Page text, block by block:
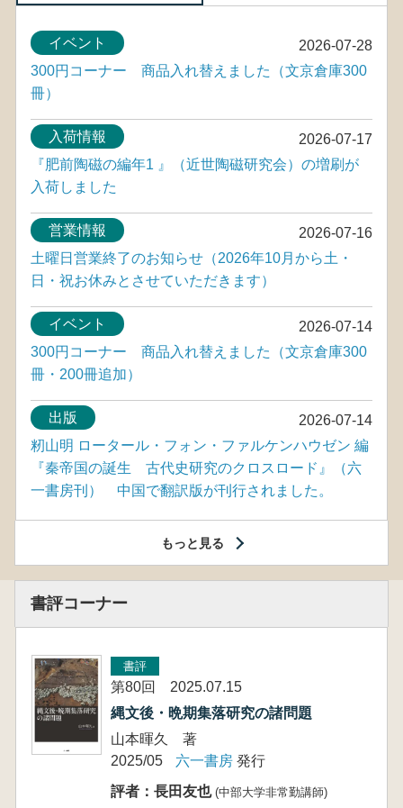
2026-07-28
イベント
300円コーナー 商品入れ替えました（文京倉庫300
冊）
2026-07-17
入荷情報
『肥前陶磁の編年1 』（近世陶磁研究会）の増刷が
入荷しました
2026-07-16
営業情報
土曜日営業終了のお知らせ（2026年10月から土・
日・祝お休みとさせていただきます）
2026-07-14
イベント
300円コーナー 商品入れ替えました（文京倉庫300
冊・200冊追加）
2026-07-14
出版
籾山明 ロータール・フォン・ファルケンハウゼン 編
『秦帝国の誕生 古代史研究のクロスロード』（六
一書房刊） 中国で翻訳版が刊行されました。
もっと見る
書評コーナー
書評
第80回 2025.07.15
縄文後・晩期集落研究の諸問題
山本暉久 著
2025/05
六一書房 発行
評者：長田友也 (中部大学非常勤講師)